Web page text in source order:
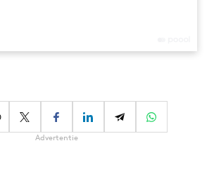
Advertentie